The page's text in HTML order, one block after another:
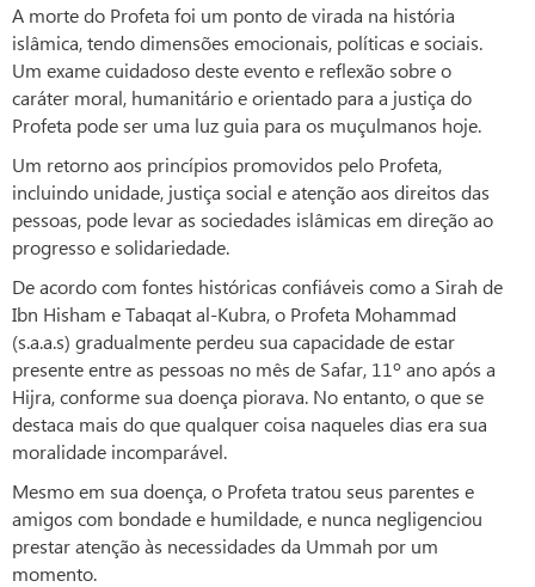
A morte do Profeta foi um ponto de virada na história
islâmica, tendo dimensões emocionais, políticas e sociais.
Um exame cuidadoso deste evento e reflexão sobre o
caráter moral, humanitário e orientado para a justiça do
Profeta pode ser uma luz guia para os muçulmanos hoje.
Um retorno aos princípios promovidos pelo Profeta,
incluindo unidade, justiça social e atenção aos direitos das
pessoas, pode levar as sociedades islâmicas em direção ao
progresso e solidariedade.
De acordo com fontes históricas confiáveis como a Sirah de
Ibn Hisham e Tabaqat al-Kubra, o Profeta Mohammad
(s.a.a.s) gradualmente perdeu sua capacidade de estar
presente entre as pessoas no mês de Safar, 11º ano após a
Hijra, conforme sua doença piorava. No entanto, o que se
destaca mais do que qualquer coisa naqueles dias era sua
moralidade incomparável.
Mesmo em sua doença, o Profeta tratou seus parentes e
amigos com bondade e humildade, e nunca negligenciou
prestar atenção às necessidades da Ummah por um
momento.